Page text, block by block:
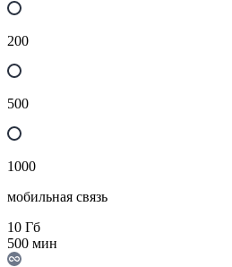
200
500
1000
мобильная связь
10 Гб
500 мин